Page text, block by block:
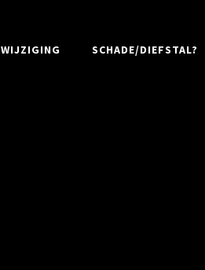
WIJZIGING SCHADE/DIEFSTAL?